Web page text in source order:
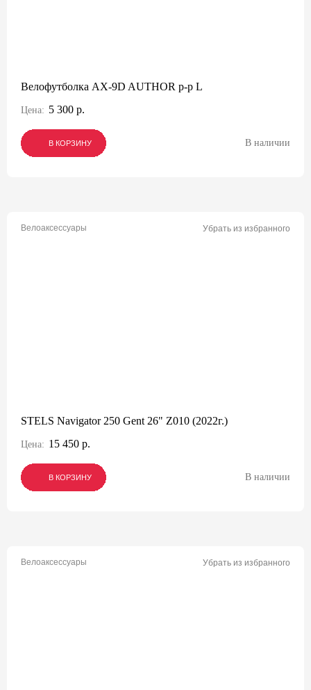
Велофутболка AX-9D AUTHOR р-р L
Цена: 5 300 р.
В КОРЗИНУ
В КОРЗИНУ
В КОРЗИНУ В наличии
Велоаксессуары Убрать из избранного
STELS Navigator 250 Gent 26" Z010 (2022г.)
Цена: 15 450 р.
В КОРЗИНУ
В КОРЗИНУ
В КОРЗИНУ В наличии
Велоаксессуары Убрать из избранного